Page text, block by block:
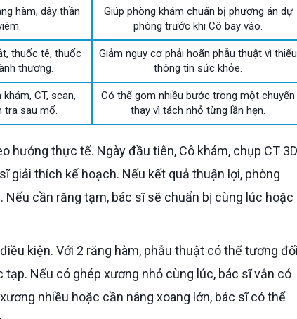
hàm, dây thần
Giúp phòng khám chuẩn bị phương án dự
phòng trước khi Cô bay vào.
thuốc tê, thuốc
thương.
Giảm nguy cơ phải hoãn phẫu thuật vì thiếu
thông tin sức khỏe.
CT, scan,
tra sau mổ.
Có thể gom nhiều bước trong một chuyến
thay vì tách nhỏ từng lần hẹn.
giải thích kế hoạch. Nếu kết quả thuận lợi, phòng
cần răng tạm, bác sĩ sẽ chuẩn bị cùng lúc hoặc
Nếu có ghép xương nhỏ cùng lúc, bác sĩ vẫn có
nhiều hoặc cần nâng xoang lớn, bác sĩ có thể